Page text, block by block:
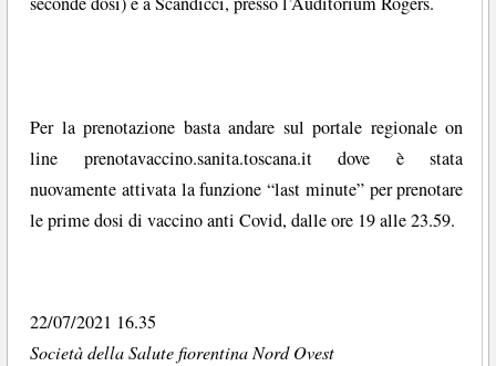
Per la prenotazione basta andare sul portale regionale on
line prenotavaccino.sanita.toscana.it dove è stata
nuovamente attivata la funzione “last minute” per prenotare
le prime dosi di vaccino anti Covid, dalle ore 19 alle 23.59.
22/07/2021 16.35
Società della Salute fiorentina Nord Ovest